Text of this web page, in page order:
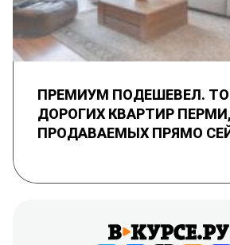
ПРЕМИУМ ПОДЕШЕВЕЛ.
ДОРОГИХ КВАРТИР ПЕРМИ,
ПРОДАВАЕМЫХ ПРЯМО